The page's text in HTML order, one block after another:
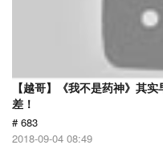
【越哥】《我不是药神》其
差！
# 683
2018-09-04 08:49